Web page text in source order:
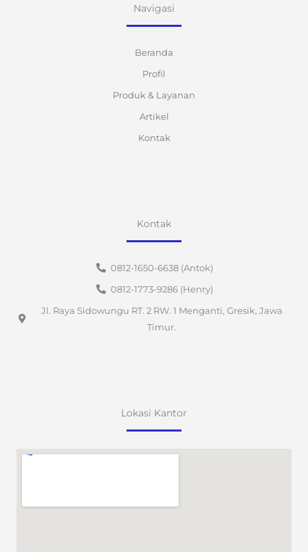
Navigasi
Beranda
Profil
Produk & Layanan
Artikel
Kontak
Kontak
0812-1650-6638 (Antok)
0812-1773-9286 (Henry)
Jl. Raya Sidowungu RT. 2 RW. 1 Menganti, Gresik, Jawa
Timur.
Lokasi Kantor